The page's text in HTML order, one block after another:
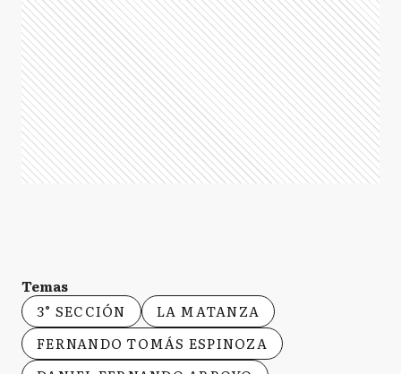
Temas
3° SECCIÓN
LA MATANZA
FERNANDO TOMÁS ESPINOZA